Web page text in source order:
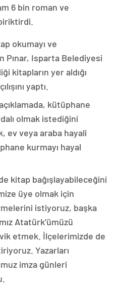
6 bin roman ve
okumayı ve
Isparta Belediyesi
kitapların yer aldığı
yaptı.
kütüphane
olmak istediğini
ev veya araba hayali
kurmayı hayal
kitap bağışlayabileceğini
üye olmak için
istiyoruz, başka
Atatürk’ümüzü
etmek. İlçelerimizde de
Yazarları
imza günleri